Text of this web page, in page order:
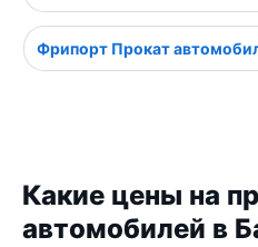
Фрипорт Прокат
Какие цены на
автомобилей в